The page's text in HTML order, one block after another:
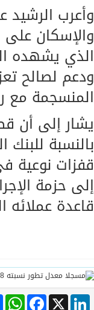
وأعرب الرشيد
والإسكان على
الذي يشهده
ودعم لصالح
المنسجمة مع
يشار إلى أن
بالنسبة
قفزات نوعية
إلى حزمة
قاعدة عملائه
Facebook X
LinkedIn